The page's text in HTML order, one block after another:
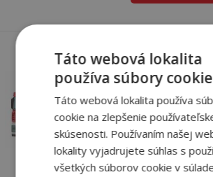
€
37,22€
Auto
95 dielikov
Euro-Trade
Na sklade
Táto webová lokalita
používa súbory
Táto webová lokalita používa
cookie na zlepšenie
skúsenosti. Používaním našej
lokality vyjadrujete súhlas s
všetkých súborov cookie v